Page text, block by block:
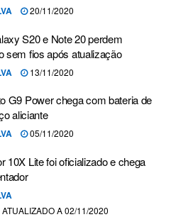
20/11/2020
S20 e Note 20 perdem
sem fios após atualização
13/11/2020
G9 Power chega com bateria de
aliciante
05/11/2020
10X Lite foi oficializado e chega
A 02/11/2020